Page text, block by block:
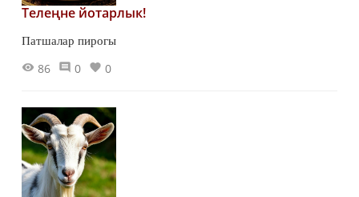
Телеңне йотарлык!
Патшалар пирогы
86 0 0